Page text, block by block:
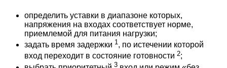
определить уставки в диапазоне которых,
напряжения на входах соответствует норме,
приемлемой для питания нагрузки;
задать время задержки 1 , по истечении которой
вход переходит в состояние готовности 2;
3